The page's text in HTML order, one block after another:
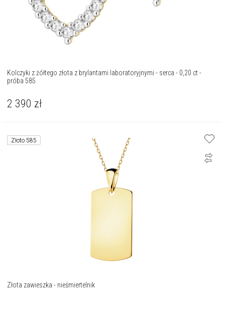
Kolczyki z żółtego złota z brylantami laboratoryjnymi - serca - 0,20 ct -
próba 585
2 390 zł
Złoto 585
Złota zawieszka - nieśmiertelnik